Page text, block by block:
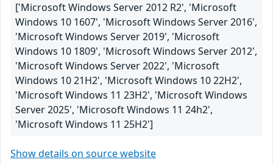
['Microsoft Windows Server 2012 R2', 'Microsoft
Windows 10 1607', 'Microsoft Windows Server 2016',
'Microsoft Windows Server 2019', 'Microsoft
Windows 10 1809', 'Microsoft Windows Server 2012',
'Microsoft Windows Server 2022', 'Microsoft
Windows 10 21H2', 'Microsoft Windows 10 22H2',
'Microsoft Windows 11 23H2', 'Microsoft Windows
Server 2025', 'Microsoft Windows 11 24h2',
'Microsoft Windows 11 25H2']
Show details on source website